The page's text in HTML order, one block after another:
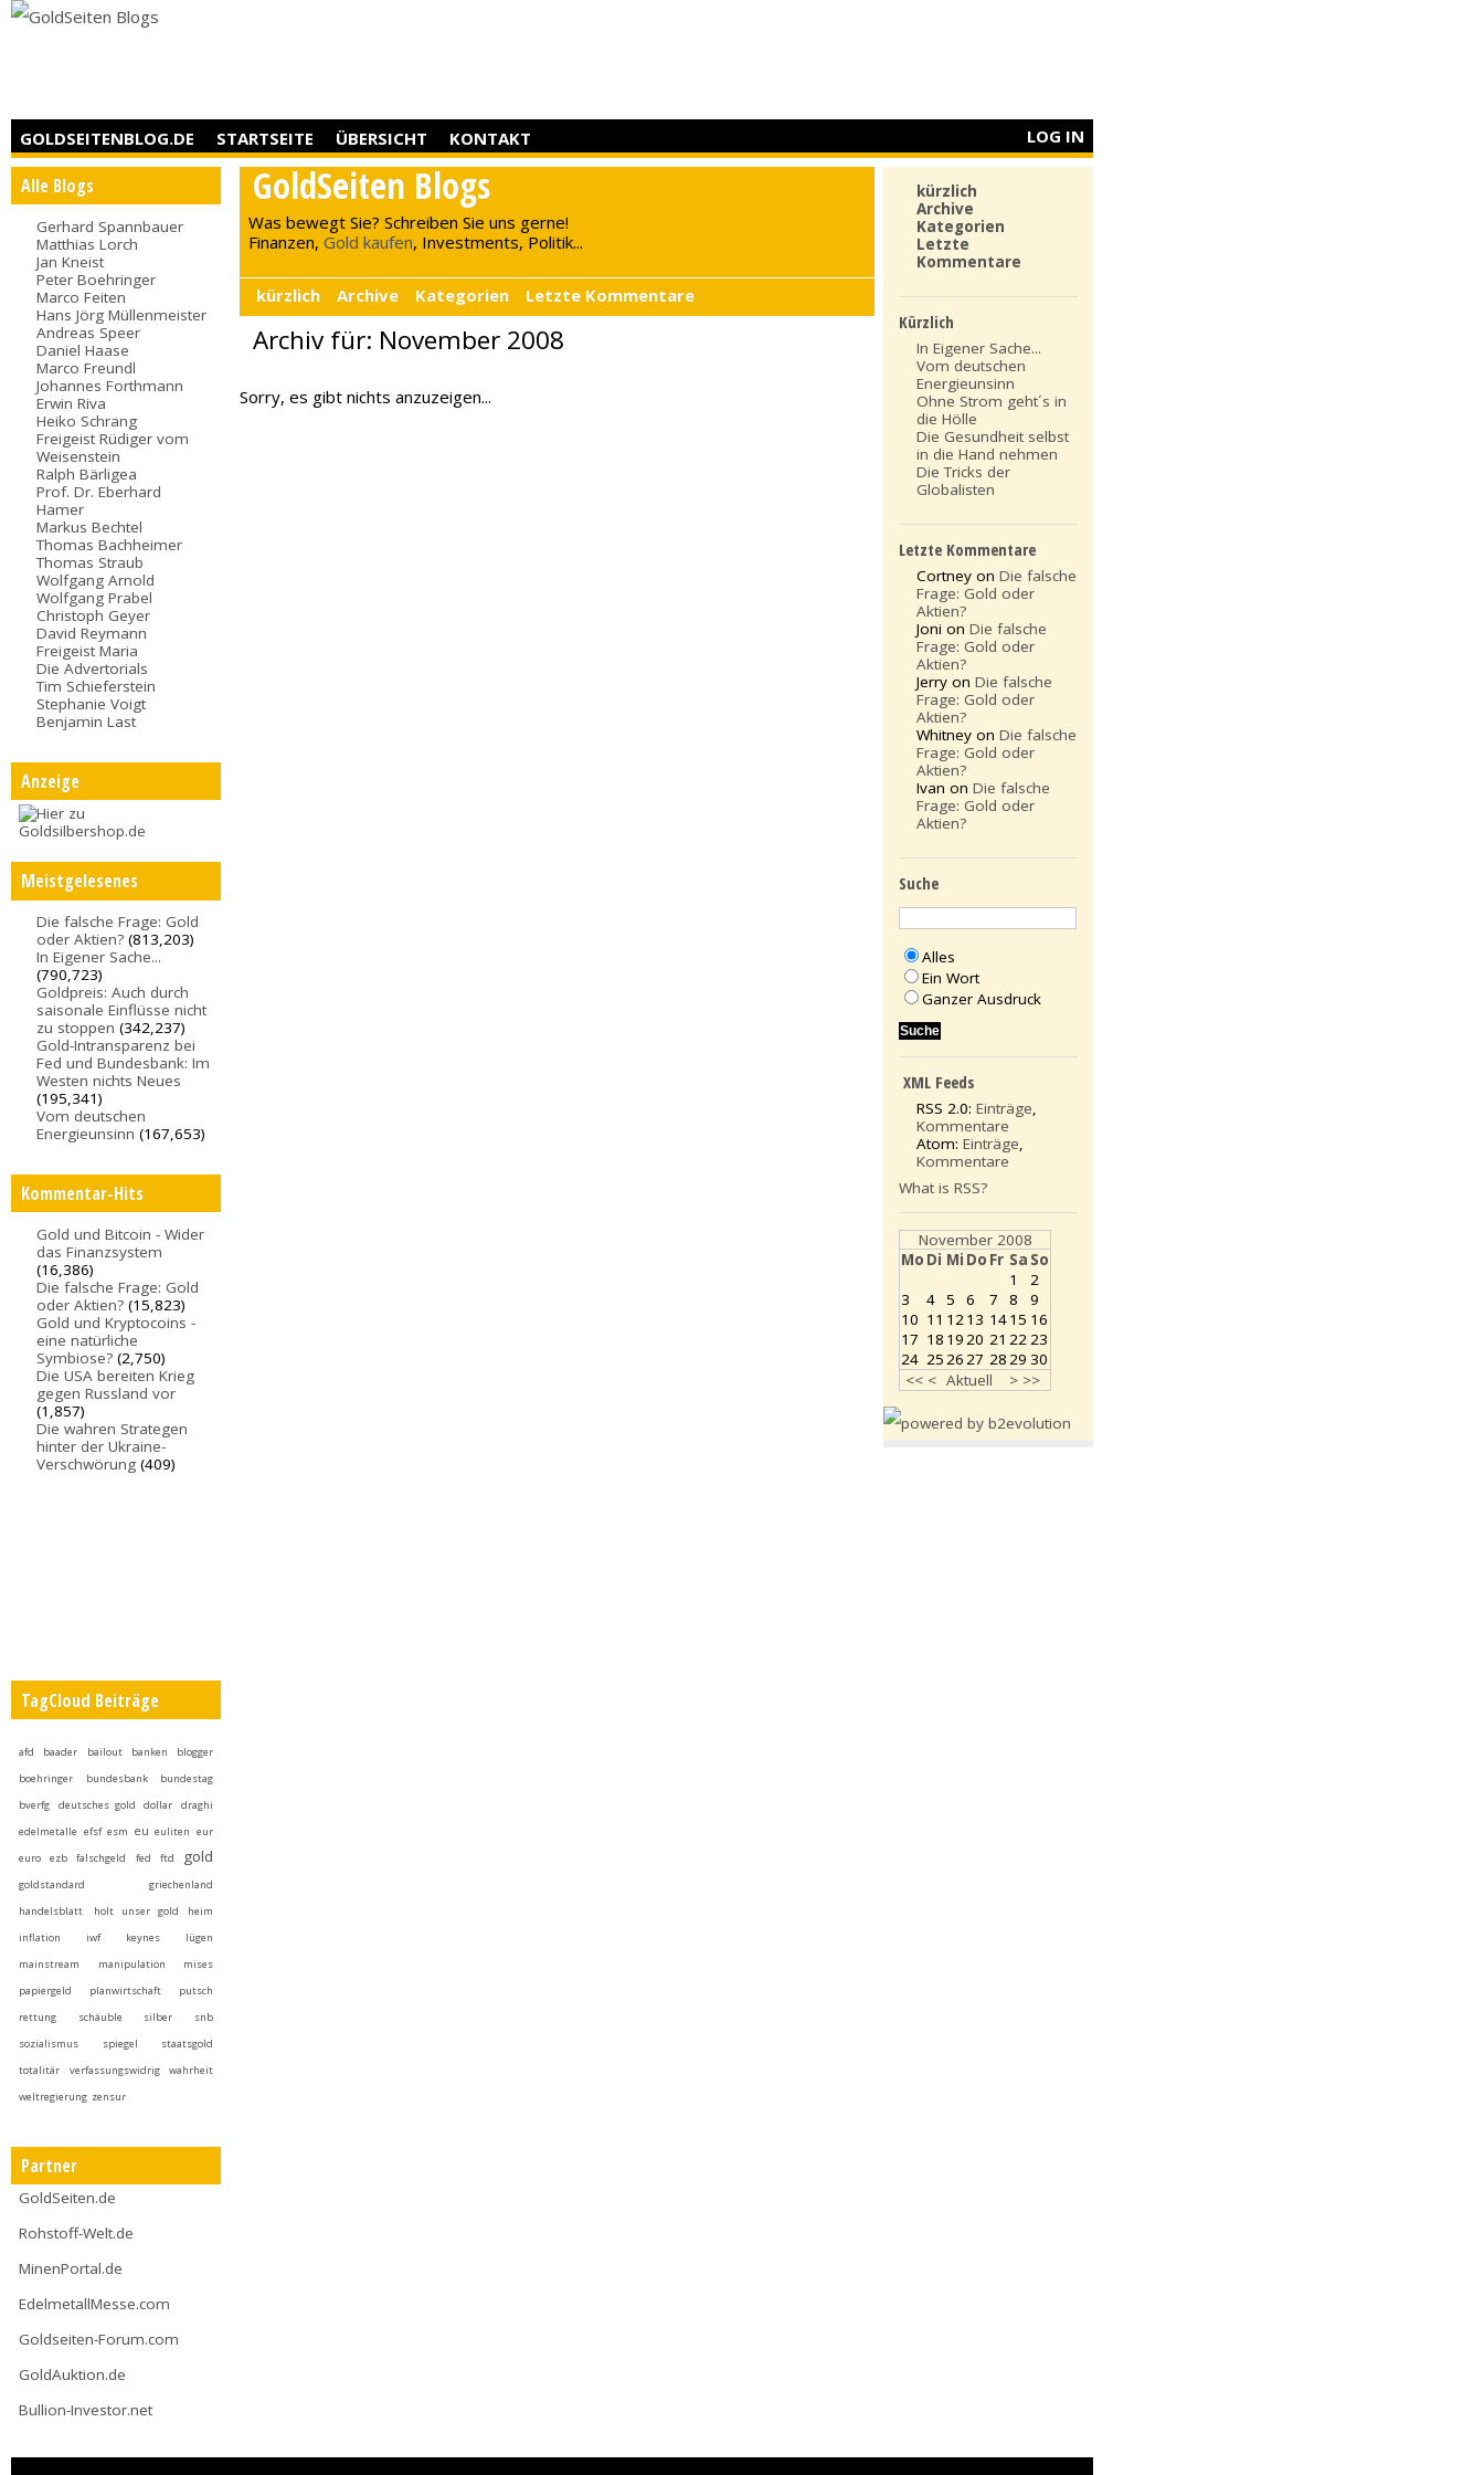
GOLDSEITENBLOG.DE STARTSEITE ÜBERSICHT KONTAKT LOG IN
Alle Blogs
Gerhard Spannbauer
Matthias Lorch
Jan Kneist
Peter Boehringer
Marco Feiten
Hans Jörg Müllenmeister
Andreas Speer
Daniel Haase
Marco Freundl
Johannes Forthmann
Erwin Riva
Heiko Schrang
Freigeist Rüdiger vom
Weisenstein
Ralph Bärligea
Prof. Dr. Eberhard
Hamer
Markus Bechtel
Thomas Bachheimer
Thomas Straub
Wolfgang Arnold
Wolfgang Prabel
Christoph Geyer
David Reymann
Freigeist Maria
Die Advertorials
Tim Schieferstein
Stephanie Voigt
Benjamin Last
Anzeige
Meistgelesenes
Die falsche Frage: Gold
oder Aktien? (813,203)
In Eigener Sache...
(790,723)
Goldpreis: Auch durch
saisonale Einflüsse nicht
zu stoppen (342,237)
Gold-Intransparenz bei
Fed und Bundesbank: Im
Westen nichts Neues
(195,341)
Vom deutschen
Energieunsinn (167,653)
Kommentar-Hits
Gold und Bitcoin - Wider
das Finanzsystem
(16,386)
Die falsche Frage: Gold
oder Aktien? (15,823)
Gold und Kryptocoins -
eine natürliche
Symbiose? (2,750)
Die USA bereiten Krieg
gegen Russland vor
(1,857)
Die wahren Strategen
hinter der Ukraine-
Verschwörung (409)
TagCloud Beiträge
afd baader bailout banken
blogger
boehringer
bundesbank
bundestag
bverfg
deutsches gold dollar
draghi
edelmetalle efsf esm eu euliten eur
euro
ezb falschgeld fed ftd gold
goldstandard
griechenland
handelsblatt
holt unser gold heim
inflation
iwf keynes
lügen
mainstream
manipulation
mises
papiergeld
planwirtschaft
putsch
rettung
schäuble silber
snb
sozialismus
spiegel
staatsgold
totalitär
verfassungswidrig
wahrheit
weltregierung zensur
Partner
GoldSeiten.de
Rohstoff-Welt.de
MinenPortal.de
EdelmetallMesse.com
Goldseiten-Forum.com
GoldAuktion.de
Bullion-Investor.net
GoldSeiten Blogs
Was bewegt Sie? Schreiben Sie uns gerne!
Finanzen,Gold kaufen, Investments, Politik...
kürzlich Archive Kategorien Letzte Kommentare
Archiv für: November 2008
Sorry, es gibt nichts anzuzeigen...
kürzlich
Archive
Kategorien
Letzte
Kommentare
Kürzlich
In Eigener Sache...
Vom deutschen
Energieunsinn
Ohne Strom geht´s in
die Hölle
Die Gesundheit selbst
in die Hand nehmen
Die Tricks der
Globalisten
Letzte Kommentare
Cortney onDie falsche
Frage: Gold oder
Aktien?
Joni onDie falsche
Frage: Gold oder
Aktien?
Jerry onDie falsche
Frage: Gold oder
Aktien?
Whitney onDie falsche
Frage: Gold oder
Aktien?
Ivan onDie falsche
Frage: Gold oder
Aktien?
Suche
Alles
Ein Wort
Ganzer Ausdruck
XML Feeds
RSS 2.0:Einträge,
Kommentare
Atom:Einträge,
Kommentare
What is RSS?
November 2008
Mo Di Mi Do Fr Sa So
<< < Aktuell > >>
1
2
3
4 5 6 7 8
9
10 11 1213 1415 16
17 18 1920 21 2223
24 252627 2829 30